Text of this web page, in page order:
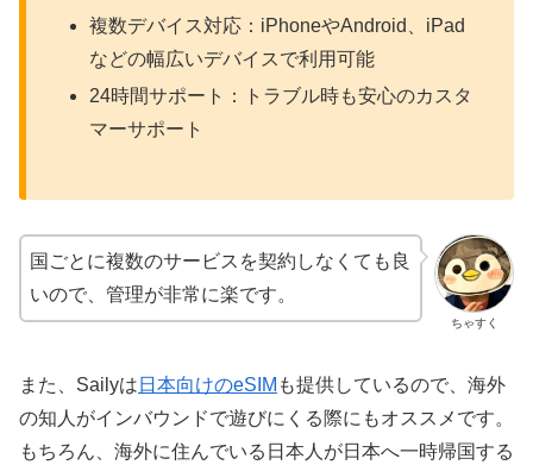
複数デバイス対応：iPhoneやAndroid、iPad
などの幅広いデバイスで利用可能
24時間サポート：トラブル時も安心のカスタ
マーサポート
ちゃすく
国ごとに複数のサービスを契約しなくても良
いので、管理が非常に楽です。
また、Sailyは 日本向けのeSIM も提供しているので、海外
の知人がインバウンドで遊びにくる際にもオススメです。
もちろん、海外に住んでいる日本人が日本へ一時帰国する